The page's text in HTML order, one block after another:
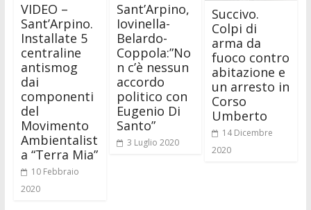
VIDEO –
Sant’Arpino.
Installate 5
centraline
antismog
dai
componenti
del
Movimento
Ambientalist
a “Terra Mia”
10 Febbraio
2020
Sant’Arpino,
Iovinella-
Belardo-
Coppola:”No
n c’è nessun
accordo
politico con
Eugenio Di
Santo”
3 Luglio 2020
Succivo.
Colpi di
arma da
fuoco contro
abitazione e
un arresto in
Corso
Umberto
14 Dicembre
2020